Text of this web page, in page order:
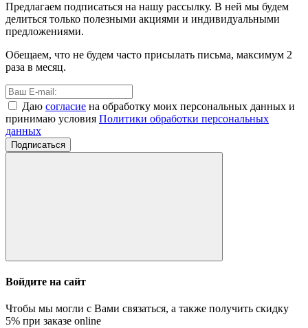
Предлагаем подписаться на нашу рассылку. В ней мы будем
делиться только полезными акциями и индивидуальными
предложениями.
Обещаем, что не будем часто присылать письма, максимум 2
раза в месяц.
Даю согласие на обработку моих персональных данных и
принимаю условия Политики обработки персональных
данных
Подписаться
Войдите на сайт
Чтобы мы могли с Вами связаться, а также получить скидку
5% при заказе online